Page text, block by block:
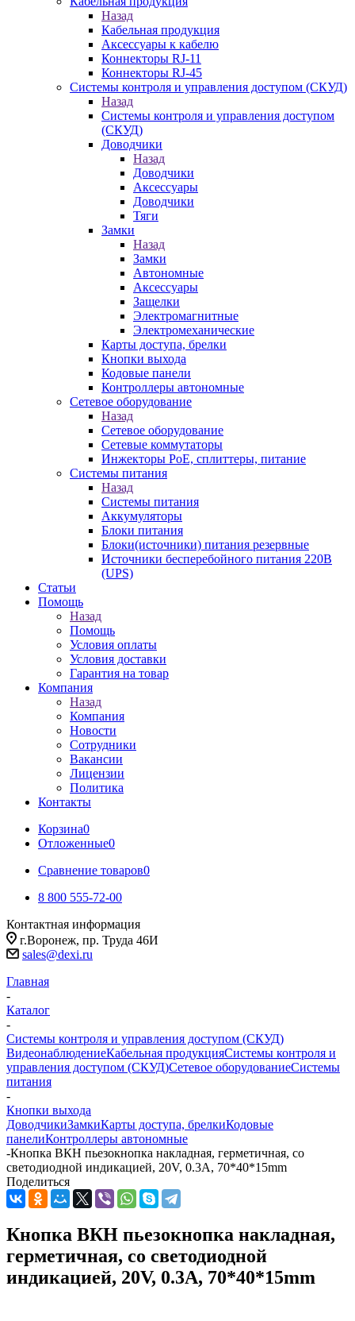
Назад
Кабельная продукция
Аксессуары к кабелю
Коннекторы RJ-11
Коннекторы RJ-45
Системы контроля и управления доступом (СКУД)
Назад
Системы контроля и управления доступом
(СКУД)
Доводчики
Назад
Доводчики
Аксессуары
Доводчики
Тяги
Замки
Назад
Замки
Автономные
Аксессуары
Защелки
Электромагнитные
Электромеханические
Карты доступа, брелки
Кнопки выхода
Кодовые панели
Контроллеры автономные
Сетевое оборудование
Назад
Сетевое оборудование
Сетевые коммутаторы
Инжекторы РоЕ, сплиттеры, питание
Системы питания
Назад
Системы питания
Аккумуляторы
Блоки питания
Блоки(источники) питания резервные
Источники бесперебойного питания 220В
(UPS)
Статьи
Помощь
Назад
Помощь
Условия оплаты
Условия доставки
Гарантия на товар
Компания
Назад
Компания
Новости
Сотрудники
Вакансии
Лицензии
Политика
Контакты
Корзина0
Отложенные0
Сравнение товаров0
8 800 555-72-00
Контактная информация
г.Воронеж, пр. Труда 46И
sales@dexi.ru
Главная
-
Каталог
-
Системы контроля и управления доступом (СКУД)
ВидеонаблюдениеКабельная продукцияСистемы контроля и
управления доступом (СКУД)Сетевое оборудованиеСистемы
питания
-
Кнопки выхода
ДоводчикиЗамкиКарты доступа, брелкиКодовые
панелиКонтроллеры автономные
-Кнопка ВКН пьезокнопка накладная, герметичная, со
светодиодной индикацией, 20V, 0.3A, 70*40*15mm
Поделиться
Кнопка ВКН пьезокнопка накладная,
герметичная, со светодиодной
индикацией, 20V, 0.3A, 70*40*15mm